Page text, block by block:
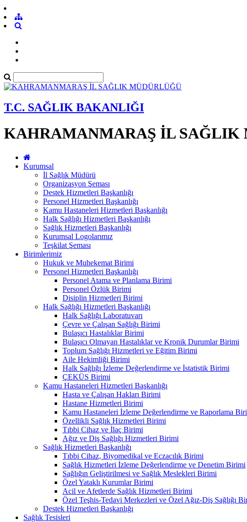
T.C. SAĞLIK BAKANLIĞI
KAHRAMANMARAŞ İL SAĞLIK
Kurumsal
İl Sağlık Müdürü
Organizasyon Şeması
Destek Hizmetleri Başkanlığı
Personel Hizmetleri Başkanlığı
Kamu Hastaneleri Hizmetleri Başkanlığı
Halk Sağlığı Hizmetleri Başkanlığı
Sağlık Hizmetleri Başkanlığı
Kurumsal Logolarımız
Teşkilat Şeması
Birimlerimiz
Hukuk ve Muhekemat Birimi
Personel Hizmetleri Başkanlığı
Personel Atama ve Planlama Birimi
Personel Özlük Birimi
Disiplin Hizmetleri Birimi
Halk Sağlığı Hizmetleri Başkanlığı
Halk Sağlığı Laboratuvarı
Çevre ve Çalışan Sağlığı Birimi
Bulaşıcı Hastalıklar Birimi
Bulaşıcı Olmayan Hastalıklar ve Kronik Durumlar Birimi
Toplum Sağlığı Hizmetleri ve Eğitim Birimi
Aile Hekimliği Birimi
Halk Sağlığı İzleme Değerlendirme ve İstatistik Birimi
ÇEKÜS Birimi
Kamu Hastaneleri Hizmetleri Başkanlığı
Hasta ve Çalışan Hakları Birimi
Hastane Hizmetleri Birimi
Kamu Hastaneleri İzleme Değerlendirme ve Raporlama
Özellikli Sağlık Hizmetleri Birimi
Tıbbi Cihaz ve İlaç Birimi
Ağız ve Diş Sağlığı Hizmetleri Birimi
Sağlık Hizmetleri Başkanlığı
Tıbbi Cihaz, Biyomedikal ve Eczacılık Birimi
Sağlık Hizmetleri İzleme Değerlendirme ve Denetim Birimi
Sağlığın Geliştirilmesi ve Sağlık Meslekleri Birimi
Özel Yataklı Kurumlar Birimi
Acil ve Afetlerde Sağlık Hizmetleri Birimi
Özel Teşhis-Tedavi Merkezleri ve Özel Ağız-Diş Sağlığı
Destek Hizmetleri Başkanlığı
Sağlık Tesisleri